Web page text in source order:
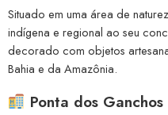
Situado em uma área de
indígena e regional ao seu
decorado com objetos
Bahia e da Amazônia.
Ponta dos Ganchos